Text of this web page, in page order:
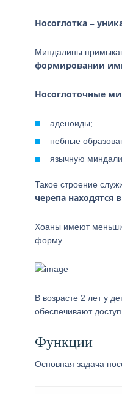
Носоглотка –
Миндалины
формировании
Носоглоточные
аденоиды;
небные
язычную
Такое строение
черепа находятся
Хоаны имеют
форму.
В возрасте 2 лет у
обеспечивают
Функции
Основная задача